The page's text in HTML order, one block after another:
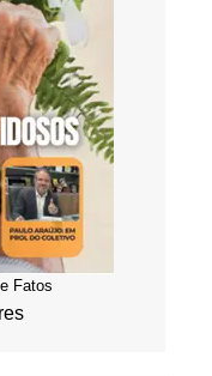
Fatos